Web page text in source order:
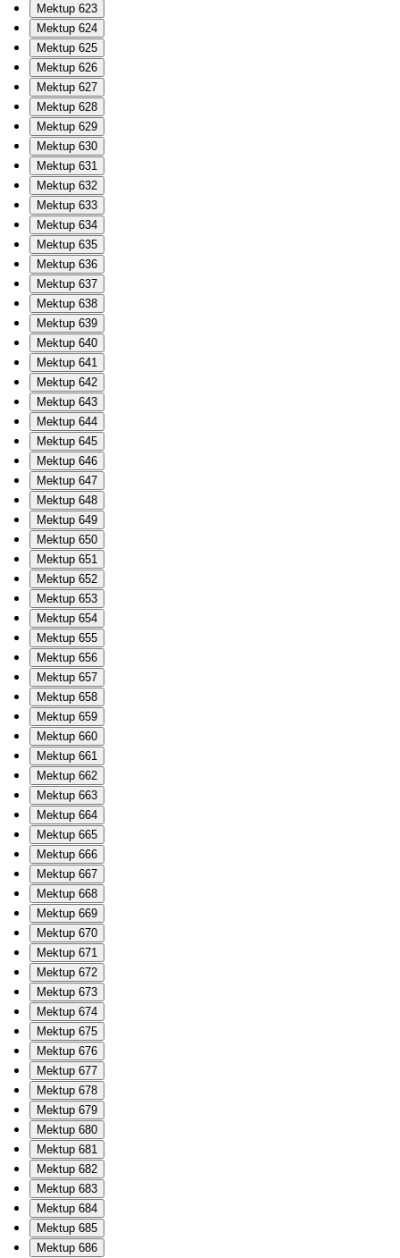
Mektup 623
Mektup 624
Mektup 625
Mektup 626
Mektup 627
Mektup 628
Mektup 629
Mektup 630
Mektup 631
Mektup 632
Mektup 633
Mektup 634
Mektup 635
Mektup 636
Mektup 637
Mektup 638
Mektup 639
Mektup 640
Mektup 641
Mektup 642
Mektup 643
Mektup 644
Mektup 645
Mektup 646
Mektup 647
Mektup 648
Mektup 649
Mektup 650
Mektup 651
Mektup 652
Mektup 653
Mektup 654
Mektup 655
Mektup 656
Mektup 657
Mektup 658
Mektup 659
Mektup 660
Mektup 661
Mektup 662
Mektup 663
Mektup 664
Mektup 665
Mektup 666
Mektup 667
Mektup 668
Mektup 669
Mektup 670
Mektup 671
Mektup 672
Mektup 673
Mektup 674
Mektup 675
Mektup 676
Mektup 677
Mektup 678
Mektup 679
Mektup 680
Mektup 681
Mektup 682
Mektup 683
Mektup 684
Mektup 685
Mektup 686